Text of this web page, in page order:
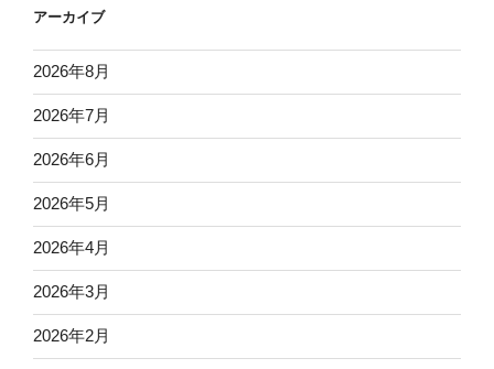
アーカイブ
2026年8月
2026年7月
2026年6月
2026年5月
2026年4月
2026年3月
2026年2月